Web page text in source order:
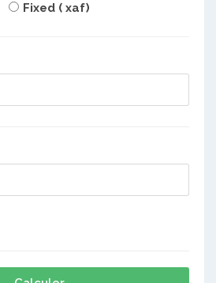
Fixed ( xaf)